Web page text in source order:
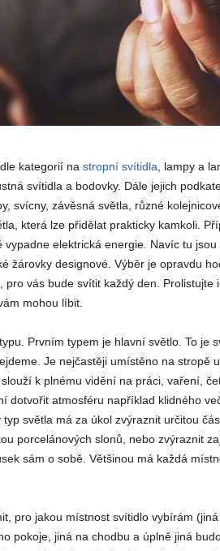
kategorií na stropní svítidla , lampy a
svítidla a bodovky. Dále jejich
svícny, závěsná světla, různé
která lze přidělat prakticky kamkoli.
elektrická energie. Navíc tu
žárovky designové. Výběr je opravdu
pro vás bude svítit každý den. Prolistujte
mohou líbit.
Prvním typem je hlavní světlo. To je
Je nejčastěji umístěno na stropě
k plnému vidění na práci, vaření,
dotvořit atmosféru například klidného
světla má za úkol zvýraznit určitou
porcelánových slonů, nebo zvýraznit
sám o sobě. Většinou má každá
pro jakou místnost svítidlo vybírám
pokoje, jiná na chodbu a úplně jiná